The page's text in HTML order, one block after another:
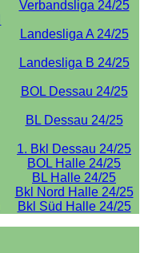
Verbandsliga 24/25
Landesliga A 24/25
Landesliga B 24/25
BOL Dessau 24/25
BL Dessau 24/25
1. Bkl Dessau 24/25
BOL Halle 24/25
BL Halle 24/25
Bkl Nord Halle 24/25
Bkl Süd Halle 24/25